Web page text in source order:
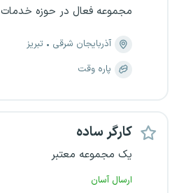
مجموعه فعال در حوزه خدمات
آذربایجان شرقی
تبریز
پاره وقت
کارگر ساده
یک مجموعه معتبر
ارسال آسان